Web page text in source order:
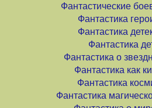
Фантастические
Фантастика
Фантастика
Фантастика
Фантастика о
Фантастика как
Фантастика
Фантастика